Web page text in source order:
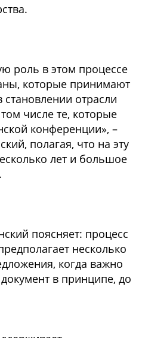
в этом процессе
которые принимают
отрасли
числе те, которые
конференции», –
полагая, что на эту
лет и большое
поясняет: процесс
несколько
когда важно
в принципе, до